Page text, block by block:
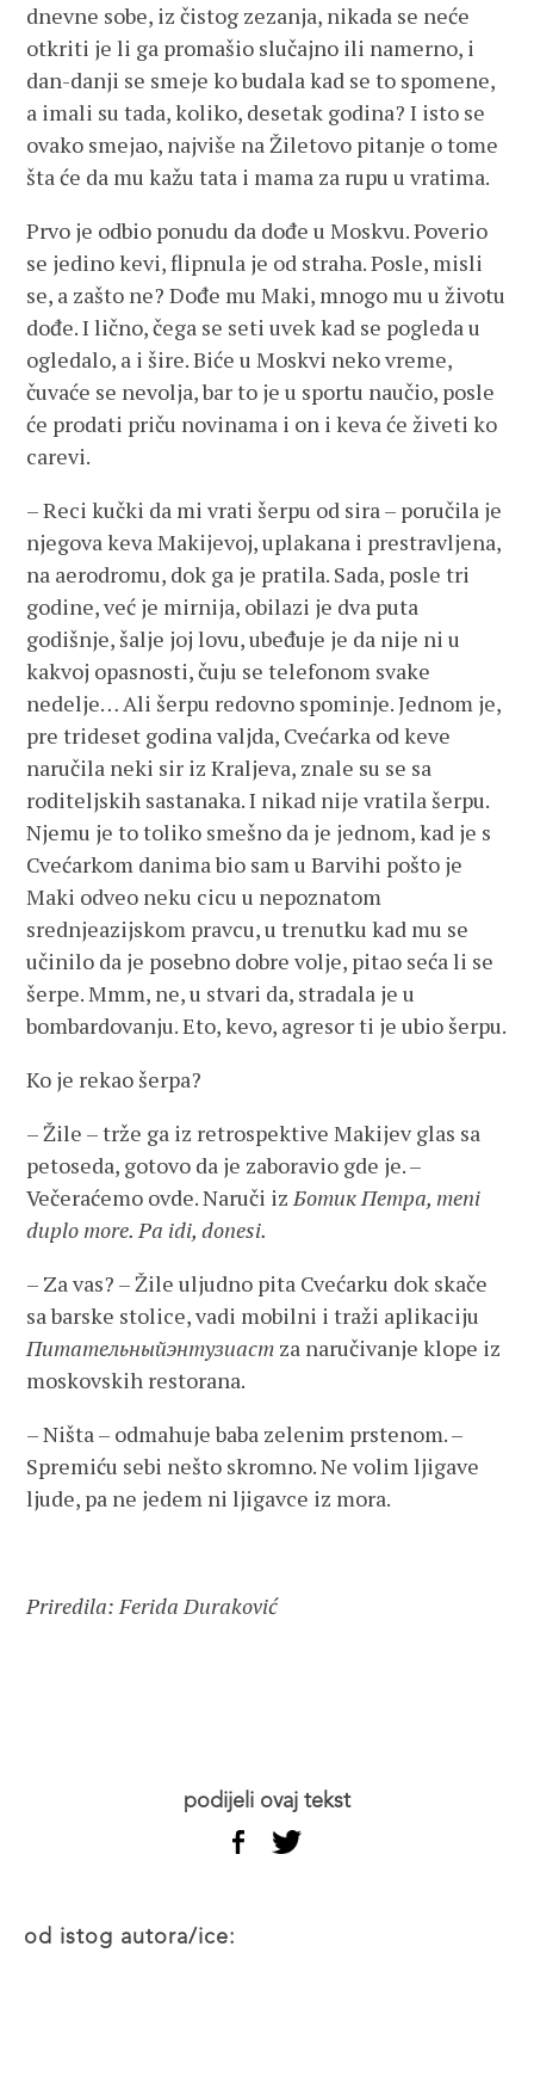
dnevne sobe, iz čistog zezanja, nikada se neće
otkriti je li ga promašio slučajno ili namerno, i
dan-danji se smeje ko budala kad se to spomene,
a imali su tada, koliko, desetak godina? I isto se
ovako smejao, najviše na Žiletovo pitanje o tome
šta će da mu kažu tata i mama za rupu u vratima.
Prvo je odbio ponudu da dođe u Moskvu. Poverio
se jedino kevi, flipnula je od straha. Posle, misli
se, a zašto ne? Dođe mu Maki, mnogo mu u životu
dođe. I lično, čega se seti uvek kad se pogleda u
ogledalo, a i šire. Biće u Moskvi neko vreme,
čuvaće se nevolja, bar to je u sportu naučio, posle
će prodati priču novinama i on i keva će živeti ko
carevi.
– Reci kučki da mi vrati šerpu od sira – poručila je
njegova keva Makijevoj, uplakana i prestravljena,
na aerodromu, dok ga je pratila. Sada, posle tri
godine, već je mirnija, obilazi je dva puta
godišnje, šalje joj lovu, ubeđuje je da nije ni u
kakvoj opasnosti, čuju se telefonom svake
nedelje… Ali šerpu redovno spominje. Jednom je,
pre trideset godina valjda, Cvećarka od keve
naručila neki sir iz Kraljeva, znale su se sa
roditeljskih sastanaka. I nikad nije vratila šerpu.
Njemu je to toliko smešno da je jednom, kad je s
Cvećarkom danima bio sam u Barvihi pošto je
Maki odveo neku cicu u nepoznatom
srednjeazijskom pravcu, u trenutku kad mu se
učinilo da je posebno dobre volje, pitao seća li se
šerpe. Mmm, ne, u stvari da, stradala je u
bombardovanju. Eto, kevo, agresor ti je ubio šerpu.
Ko je rekao šerpa?
– Žile – trže ga iz retrospektive Makijev glas sa
petoseda, gotovo da je zaboravio gde je. –
Večeraćemo ovde. Naruči izБотикПетра, meni
duplo more. Pa idi, donesi.
– Za vas? – Žile uljudno pita Cvećarku dok skače
sa barske stolice, vadi mobilni i traži aplikaciju
Питательныйэнтузиаст za naručivanje klope iz
moskovskih restorana.
– Ništa – odmahuje baba zelenim prstenom. –
Spremiću sebi nešto skromno. Ne volim ljigave
ljude, pa ne jedem ni ljigavce iz mora.
Priredila: Ferida Duraković
podijeli ovaj tekst
od istog autora/ice: